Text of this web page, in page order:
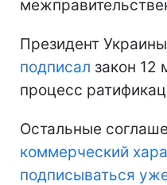
Президент Украины
подписал закон 12
процесс
Остальные
коммерческий
подписываться